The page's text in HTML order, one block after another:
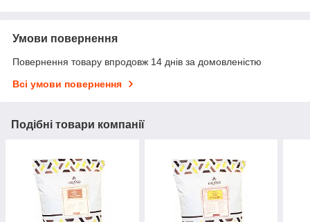
Умови повернення
Повернення товару впродовж 14 днів за домовленістю
Всі умови повернення
Подібні товари компанії